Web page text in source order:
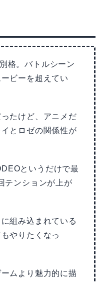
格。バトルシーン
ビーを超えてい
たけど、アニメだ
とロゼの関係性が
というだけで最
テンションが上が
組み込まれている
やりたくなっ
ムより魅力的に描